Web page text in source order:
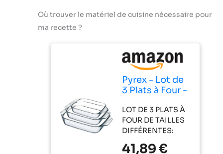
Où trouver le matériel de cuisine nécessaire pour
ma recette ?
Pyrex - Lot de
3 Plats à Four -
- Larges
poignées -
Format Familial
- Verre
LOT DE 3 PLATS À
FOUR DE TAILLES
DIFFÉRENTES:
l19 cm H6 cm 2.2L
41,89 €